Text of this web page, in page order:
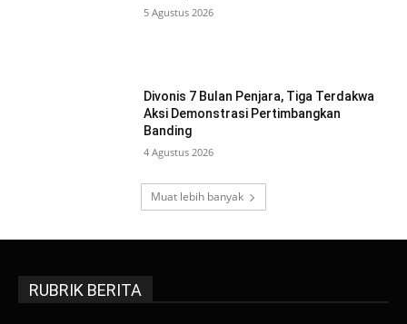
5 Agustus 2026
Divonis 7 Bulan Penjara, Tiga Terdakwa
Aksi Demonstrasi Pertimbangkan
Banding
4 Agustus 2026
Muat lebih banyak
RUBRIK BERITA